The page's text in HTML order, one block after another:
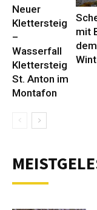
Neuer
Klettersteig
–
Wasserfall
Klettersteig
St. Anton im
Montafon
mit
dem